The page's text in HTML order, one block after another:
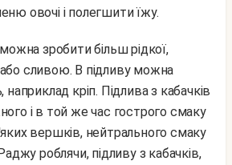
овочі і полегшити їжу.
сливою. В підливу можна
кріп. Підлива з кабачків
і в той же час гострого смаку
вершків, нейтрального смаку
роблячи, підливу з кабачків,